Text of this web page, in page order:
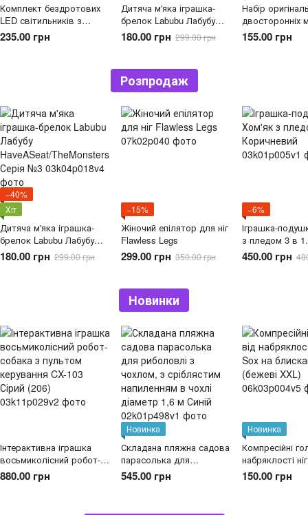
Комплект бездротових
LED світильників з
пультом керування Lght
With Remote Control Set (3
235.00 грн
Дитяча м'яка іграшка-
брелок Labubu Лабубу
HaveASeat/TheMonsters
Серія №3
180.00 грн 299.00 грн
Набір
двосторонніх
Touch Smooth
155.00 грн
Розпродаж
−40%
Хіт
Дитяча м'яка іграшка-
брелок Labubu Лабубу
HaveASeat/TheMonsters
Серія №3
180.00 грн 299.00 грн
−15%
Жіночий епілятор для ніг
Flawless Legs
299.00 грн 350.00 грн
−6%
Іграшка-
з пледом 3 в 1
Коричневий
450.00 грн
Новинки
Інтерактивна іграшка
восьмиколісний робот-
собака з пультом
керування CX-103 Сірий
880.00 грн
Новинка
Складана пляжна садова
парасолька для
риболовлі з чохлом, з
сріблястим напиленням в
545.00 грн
Новинка
Компресійні
набряклості
на блискавці
XXL)
150.00 грн